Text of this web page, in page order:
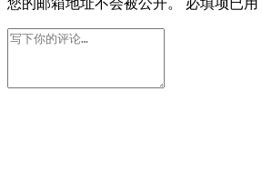
您的邮箱地址不会被公开。 必填项已用